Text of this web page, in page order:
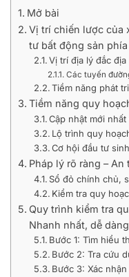
Mở bài
Vị trí chiến lược của
tư bất động sản phía
Vị trí địa lý đắc địa
Các tuyến
Tiềm năng phát
Tiềm năng quy
Cập nhật mới
Lộ trình quy
Cơ hội đầu tư
Pháp lý rõ ràng – An
Sổ đỏ chính chủ,
Kiểm tra quy
Quy trình kiểm tra
Nhanh nhất, dễ
Bước 1: Tìm hiểu
Bước 2: Tra cứu
Bước 3: Xác